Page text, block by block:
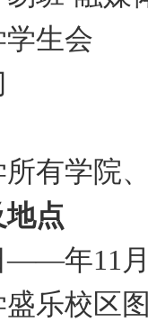
生会
有学院
地点
——年11
乐校区